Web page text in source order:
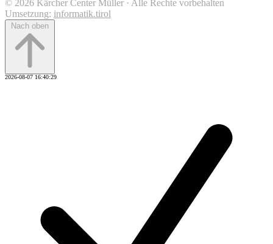
© 2026 Kärcher Center Müller · Alle Rechte vorbehalten
Umsetzung: informatik.tirol
Nach oben
2026-08-07 16:40:29